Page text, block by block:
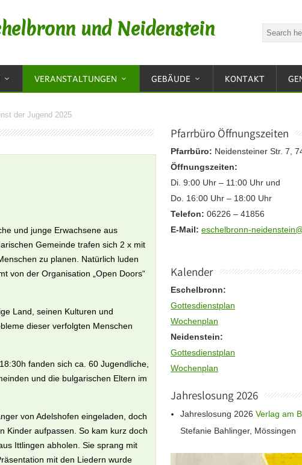
und Neidenstein
VERANSTALTUNGEN GEBÄUDE KONTAKT
der Jugend 2025
und junge Erwachsene aus
Gemeinde trafen sich 2 x mit
zu planen. Natürlich luden
von der Organisation „Open Doors“
Land, seinen Kulturen und
dieser verfolgten Menschen
fanden sich ca. 60 Jugendliche,
und die bulgarischen Eltern im
von Adelshofen eingeladen, doch
Kinder aufpassen. So kam kurz doch
Ittlingen abholen. Sie sprang mit
mit den Liedern wurde
Pfarrbüro Öffnungszeiten
Pfarrbüro: Neidensteiner Str. 7,
Öffnungszeiten:
Di. 9:00 Uhr – 11:00 Uhr und
Do. 16:00 Uhr – 18:00 Uhr
Telefon: 06226 – 41856
E-Mail: eschelbronn-
Kalender
Eschelbronn:
Gottesdienstplan
Wochenplan
Neidenstein:
Gottesdienstplan
Wochenplan
Jahreslosung 2026
Jahreslosung 2026 Verlag am
Stefanie Bahlinger, Mössingen